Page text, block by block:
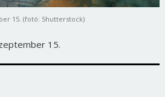
15. (fotó: Shutterstock)
15.